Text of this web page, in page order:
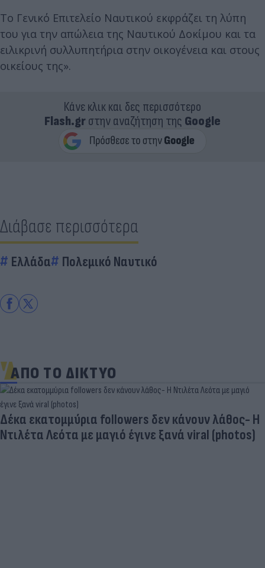
Το Γενικό Επιτελείο Ναυτικού εκφράζει τη λύπη
του για την απώλεια της Ναυτικού Δοκίμου και τα
ειλικρινή συλλυπητήρια στην οικογένεια και στους
οικείους της».
Κάνε κλικ και δες περισσότερο
Flash.grστην αναζήτηση της Google
Διάβασε περισσότερα
Ελλάδα Πολεμικό Ναυτικό
ΑΠΟ ΤΟ ΔΙΚΤΥΟ
Δέκα εκατομμύρια followers δεν κάνουν λάθος- Η
Ντιλέτα Λεότα με μαγιό έγινε ξανά viral (photos)